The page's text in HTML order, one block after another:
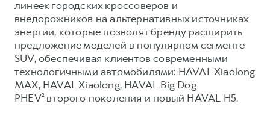
линеек городских кроссоверов и
внедорожников на альтернативных источниках
энергии, которые позволят бренду расширить
предложение моделей в популярном сегменте
SUV, обеспечивая клиентов современными
технологичными автомобилями: HAVAL Xiaolong
MAX, HAVAL Xiaolong, HAVAL Big Dog
PHEV² второго поколения и новый HAVAL H5.